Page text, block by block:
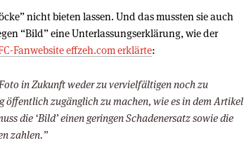
nicht bieten lassen. Und das mussten sie auch
“Bild” eine Unterlassungserklärung, wie der
Fanwebsite effzeh.com erklärte:
in Zukunft weder zu vervielfältigen noch zu
öffentlich zugänglich zu machen, wie es in dem Artikel
die ‘Bild’ einen geringen Schadenersatz sowie die
zahlen.”